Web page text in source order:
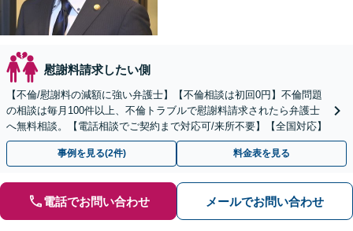
慰謝料請求したい側
【不倫/慰謝料の減額に強い弁護士】【不倫相談は初回0円】不倫問題
の相談は毎月100件以上、不倫トラブルで慰謝料請求されたら弁護士
へ無料相談。【電話相談でご契約まで対応可/来所不要】【全国対応】
事例を見る(2件) 料金表を見る
電話でお問い合わせ メールでお問い合わせ